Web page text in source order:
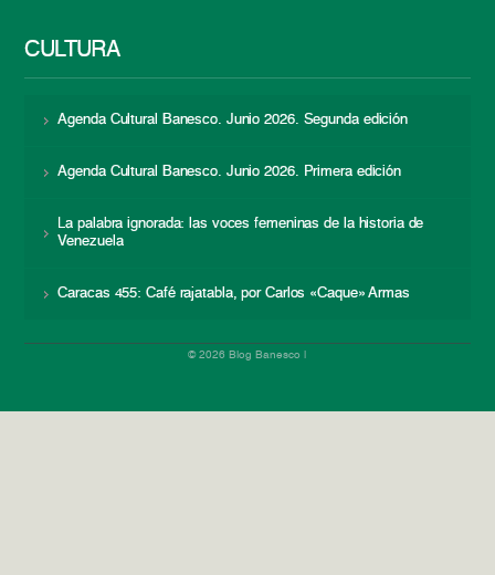
CULTURA
Agenda Cultural Banesco. Junio 2026. Segunda edición
Agenda Cultural Banesco. Junio 2026. Primera edición
La palabra ignorada: las voces femeninas de la historia de
Venezuela
Caracas 455: Café rajatabla, por Carlos «Caque» Armas
© 2026 Blog Banesco |